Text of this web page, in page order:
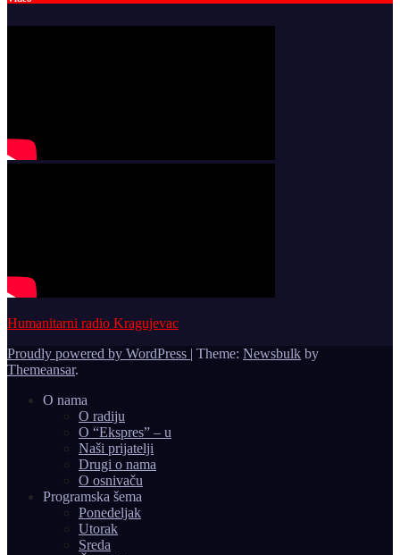
Humanitarni radio Kragujevac
Proudly powered by WordPress | Theme: Newsbulk by
Themeansar.
O nama
O radiju
O “Ekspres” – u
Naši prijatelji
Drugi o nama
O osnivaču
Programska šema
Ponedeljak
Utorak
Sreda